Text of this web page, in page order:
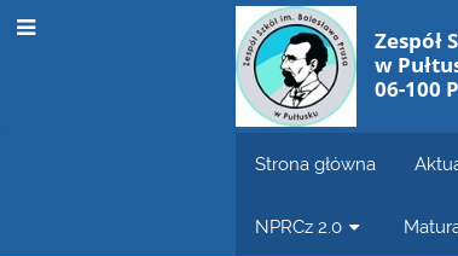
Zespół
w
06-100
Strona główna
NPRCz 2.0